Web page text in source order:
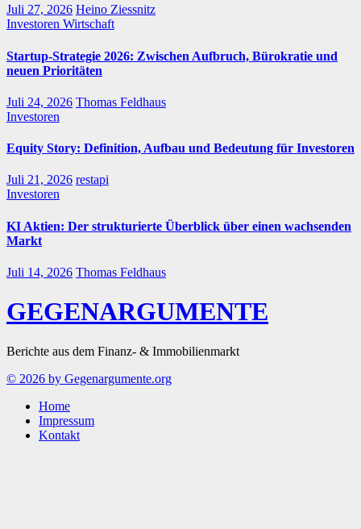
Juli 27, 2026 Heino Ziessnitz
Investoren Wirtschaft
Startup-Strategie 2026: Zwischen Aufbruch, Bürokratie und
neuen Prioritäten
Juli 24, 2026 Thomas Feldhaus
Investoren
Equity Story: Definition, Aufbau und Bedeutung für Investoren
Juli 21, 2026 restapi
Investoren
KI Aktien: Der strukturierte Überblick über einen wachsenden
Markt
Juli 14, 2026 Thomas Feldhaus
GEGENARGUMENTE
Berichte aus dem Finanz- & Immobilienmarkt
© 2026 by Gegenargumente.org
Home
Impressum
Kontakt